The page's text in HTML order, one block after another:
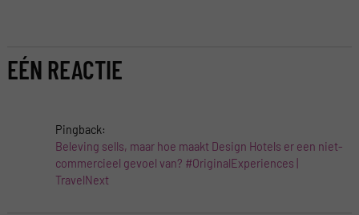
EÉN REACTIE
Pingback:
Beleving sells, maar hoe maakt Design Hotels er een niet-
commercieel gevoel van? #OriginalExperiences |
TravelNext